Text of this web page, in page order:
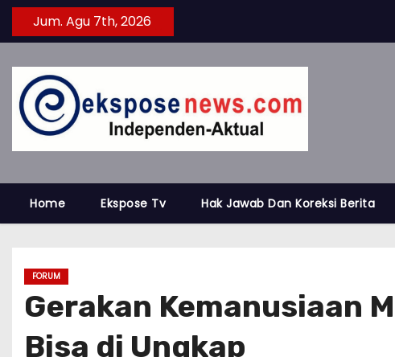
Jum. Agu 7th, 2026
Home Ekspose Tv Hak Jawab Dan Koreksi Berita
FORUM
Gerakan Kemanusiaan
Bisa di Ungkap